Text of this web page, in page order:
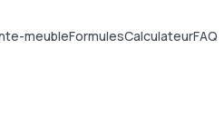
meubleFormulesCalculateurFAQ